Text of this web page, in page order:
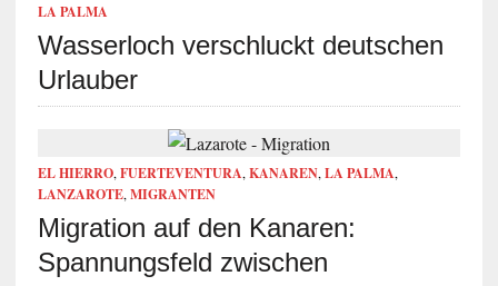
LA PALMA
Wasserloch verschluckt deutschen
Urlauber
EL HIERRO, FUERTEVENTURA, KANAREN, LA PALMA,
LANZAROTE, MIGRANTEN
Migration auf den Kanaren:
Spannungsfeld zwischen